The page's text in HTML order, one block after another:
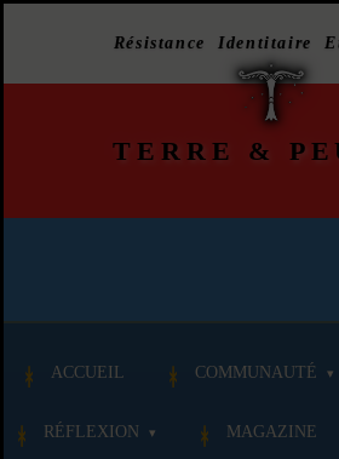
Résistance Identitaire
TERRE &
ACCUEIL COMMUNAUTÉ
RÉFLEXION MAGAZINE